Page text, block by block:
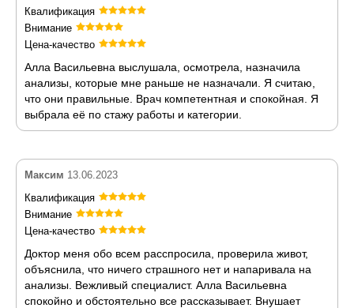
Квалификация
Внимание
Цена-качество
Алла Васильевна выслушала, осмотрела, назначила
анализы, которые мне раньше не назначали. Я считаю,
что они правильные. Врач компетентная и спокойная. Я
выбрала её по стажу работы и категории.
Максим 13.06.2023
Квалификация
Внимание
Цена-качество
Доктор меня обо всем расспросила, проверила живот,
объяснила, что ничего страшного нет и напаривала на
анализы. Вежливый специалист. Алла Васильевна
спокойно и обстоятельно все рассказывает. Внушает